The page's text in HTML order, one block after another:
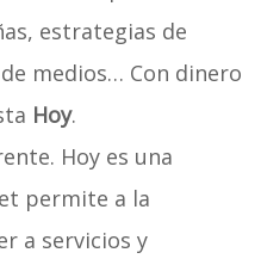
estrategias de
medios… Con dinero
Hoy.
Hoy es una
permite a la
a servicios y